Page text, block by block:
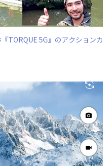
TORQUE 5G』のアクションカ